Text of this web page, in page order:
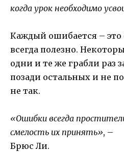
когда урок необходимо
Каждый ошибается – это
всегда полезно.
одни и те же грабли раз
позади остальных и не
не так.
«Ошибки всегда
смелость их принять», –
Брюс Ли.